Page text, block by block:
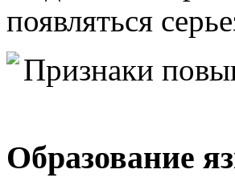
появляться
Образование